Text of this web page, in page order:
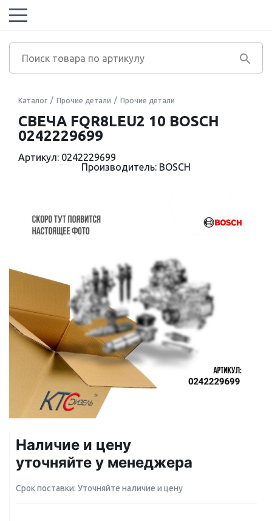
Каталог Прочие детали Прочие детали
СВЕЧА FQR8LEU2 10 BOSCH
0242229699
Артикул: 0242229699
Производитель: BOSCH
Наличие и цену
уточняйте у менеджера
Срок поставки: Уточняйте наличие и цену